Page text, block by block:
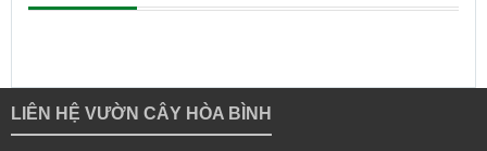
LIÊN HỆ VƯỜN CÂY HÒA BÌNH